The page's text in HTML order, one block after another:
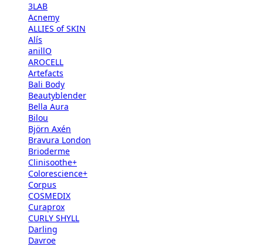
3LAB
Acnemy
ALLIES of SKIN
Alís
anillO
AROCELL
Artefacts
Bali Body
Beautyblender
Bella Aura
Bilou
Björn Axén
Bravura London
Brioderme
Clinisoothe+
Colorescience+
Corpus
COSMEDIX
Curaprox
CURLY SHYLL
Darling
Davroe